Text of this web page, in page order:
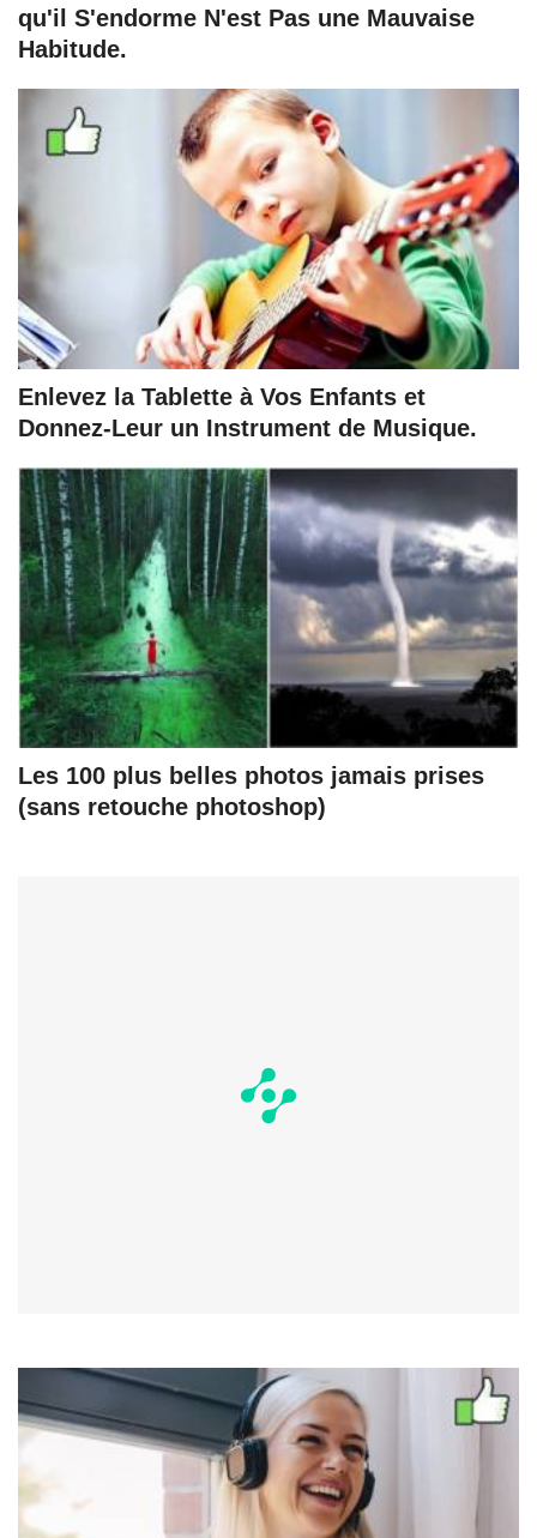
qu'il S'endorme N'est Pas une Mauvaise
Habitude.
Enlevez la Tablette à Vos Enfants et
Donnez-Leur un Instrument de Musique.
Les 100 plus belles photos jamais prises
(sans retouche photoshop)